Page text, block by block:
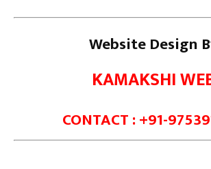
Website Design
KAMAKSHI
CONTACT : +91-